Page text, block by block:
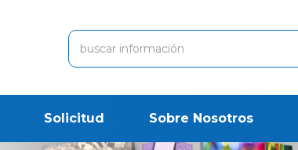
Solicitud Sobre Nosotros